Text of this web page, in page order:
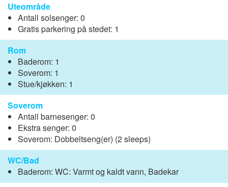
Uteområde
Antall solsenger: 0
Gratis parkering på stedet: 1
Rom
Baderom: 1
Soverom: 1
Stue/kjøkken: 1
Soverom
Antall barnesenger: 0
Ekstra senger: 0
Soverom: Dobbeltseng(er) (2 sleeps)
WC/Bad
Baderom: WC: Varmt og kaldt vann, Badekar